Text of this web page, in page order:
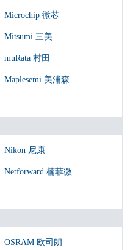
Microchip 微芯
Mitsumi 三美
muRata 村田
Maplesemi 美浦森
Nikon 尼康
Netforward 楠菲微
OSRAM 欧司朗